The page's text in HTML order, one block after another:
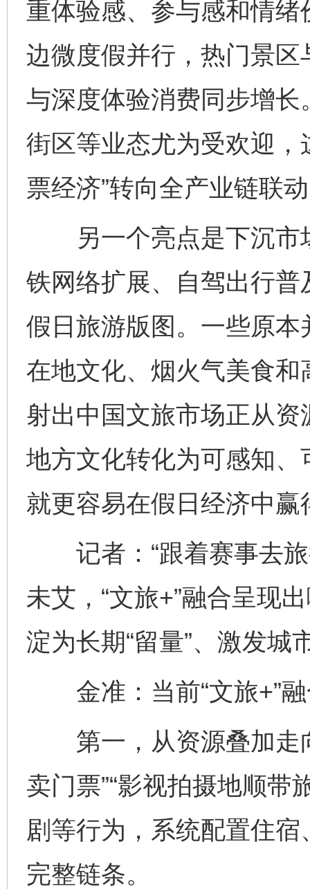
重体验感、参与感和情
边微度假并行，热门景
与深度体验消费同步增
街区等业态尤为受欢迎，
票经济”转向全产业链联
另一个亮点是下沉市
铁网络扩展、自驾出行
假日旅游版图。一些原
在地文化、烟火气美食和
射出中国文旅市场正从
地方文化转化为可感知
就更容易在假日经济中赢
记者：“跟着赛事去旅
未艾，“文旅+”融合呈现
淀为长期“留量”、激发城
金准：当前“文旅+”融
第一，从资源叠加走
卖门票”“影视拍摄地顺带
剧等行为，系统配置住
完整链条。